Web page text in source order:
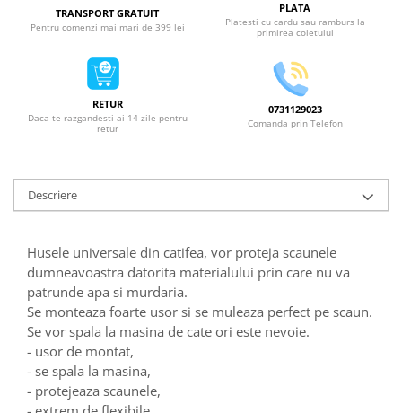
TRANSPORT GRATUIT
Pentru comenzi mai mari de 399 lei
PLATA
Platesti cu cardu sau ramburs la
primirea coletului
RETUR
Daca te razgandesti ai 14 zile pentru
retur
0731129023
Comanda prin Telefon
Descriere
Husele universale din catifea, vor proteja scaunele
dumneavoastra datorita materialului prin care nu va
patrunde apa si murdaria.
Se monteaza foarte usor si se muleaza perfect pe scaun.
Se vor spala la masina de cate ori este nevoie.
- usor de montat,
- se spala la masina,
- protejeaza scaunele,